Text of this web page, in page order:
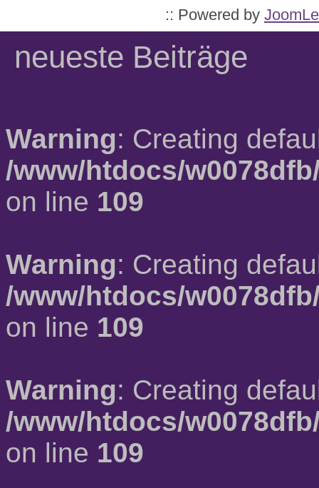
:: Powered by
neueste Beiträge
Warning: Creating
/www/htdocs/
on line 109
Warning: Creating
/www/htdocs/
on line 109
Warning: Creating
/www/htdocs/
on line 109